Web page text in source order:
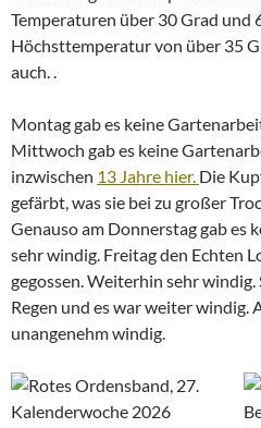
Temperaturen über 30 Grad und
Höchsttemperatur von über 35
auch. .
Montag gab es keine
Mittwoch gab es keine
inzwischen 13 Jahre hier. Die
gefärbt, was sie bei zu großer
Genauso am Donnerstag gab es
sehr windig. Freitag den Echten
gegossen. Weiterhin sehr windig.
Regen und es war weiter windig.
unangenehm windig.